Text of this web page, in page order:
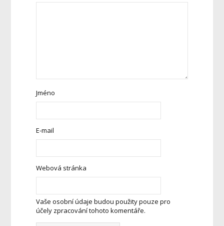
Jméno
E-mail
Webová stránka
Vaše osobní údaje budou použity pouze pro
účely zpracování tohoto komentáře.